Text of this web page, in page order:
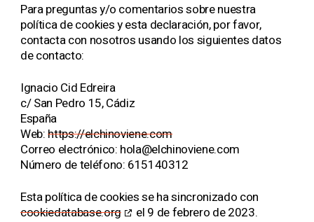
Para preguntas y/o comentarios sobre nuestra
política de cookies y esta declaración, por favor,
contacta con nosotros usando los siguientes datos
de contacto:
Ignacio Cid Edreira
c/ San Pedro 15, Cádiz
España
Web:https://elchinoviene.com
Correo electrónico: moc.eneivonihcle@aloh
Número de teléfono: 615140312
Esta política de cookies se ha sincronizado con
cookiedatabase.org
el 9 de febrero de 2023.